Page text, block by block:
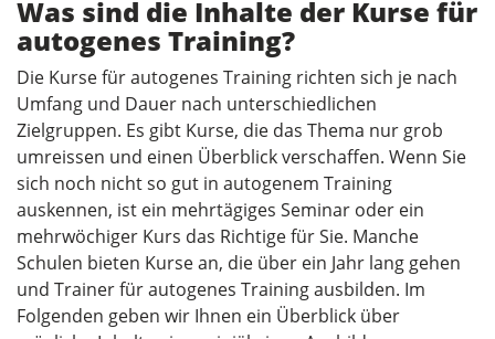
Was sind die Inhalte der Kurse für
autogenes Training?
Die Kurse für autogenes Training richten sich je nach
Umfang und Dauer nach unterschiedlichen
Zielgruppen. Es gibt Kurse, die das Thema nur grob
umreissen und einen Überblick verschaffen. Wenn Sie
sich noch nicht so gut in autogenem Training
auskennen, ist ein mehrtägiges Seminar oder ein
mehrwöchiger Kurs das Richtige für Sie. Manche
Schulen bieten Kurse an, die über ein Jahr lang gehen
und Trainer für autogenes Training ausbilden. Im
Folgenden geben wir Ihnen ein Überblick über